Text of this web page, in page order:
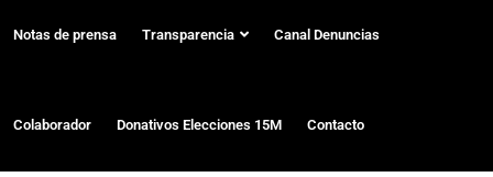
Notas de prensa Transparencia Canal Denuncias
Colaborador Donativos Elecciones 15M Contacto